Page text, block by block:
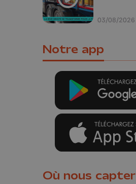
03/08/2026
Notre app
Où nous capter